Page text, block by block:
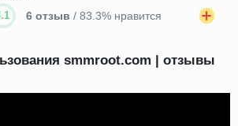
6 отзыв / 83.3% нравится
smmroot.com | отзывы